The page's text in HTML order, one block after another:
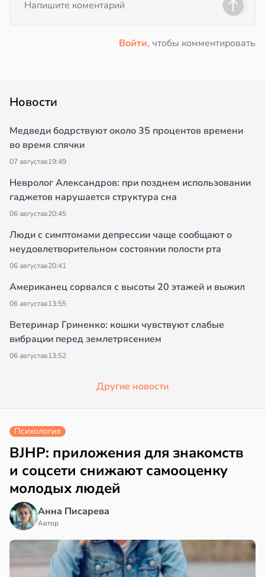
Войти, чтобы комментировать
Новости
Медведи бодрствуют около 35 процентов времени
во время спячки
07 августав19:49
Невролог Александров: при позднем использовании
гаджетов нарушается структура сна
06 августав20:45
Люди с симптомами депрессии чаще сообщают о
неудовлетворительном состоянии полости рта
06 августав20:41
Американец сорвался с высоты 20 этажей и выжил
06 августав13:55
Ветеринар Гриненко: кошки чувствуют слабые
вибрации перед землетрясением
06 августав13:52
Другие новости
Психология
BJHP: приложения для знакомств
и соцсети снижают самооценку
молодых людей
Анна Писарева
Автор